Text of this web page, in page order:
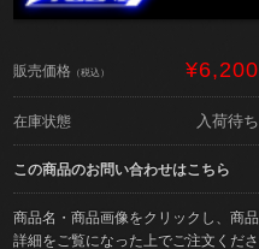
販売価格 （税込） ¥6,200
在庫状態 入荷待ち
この商品のお問い合わせはこちら
商品名・商品画像をクリックし、商品
詳細をご覧になった上でご注文くださ